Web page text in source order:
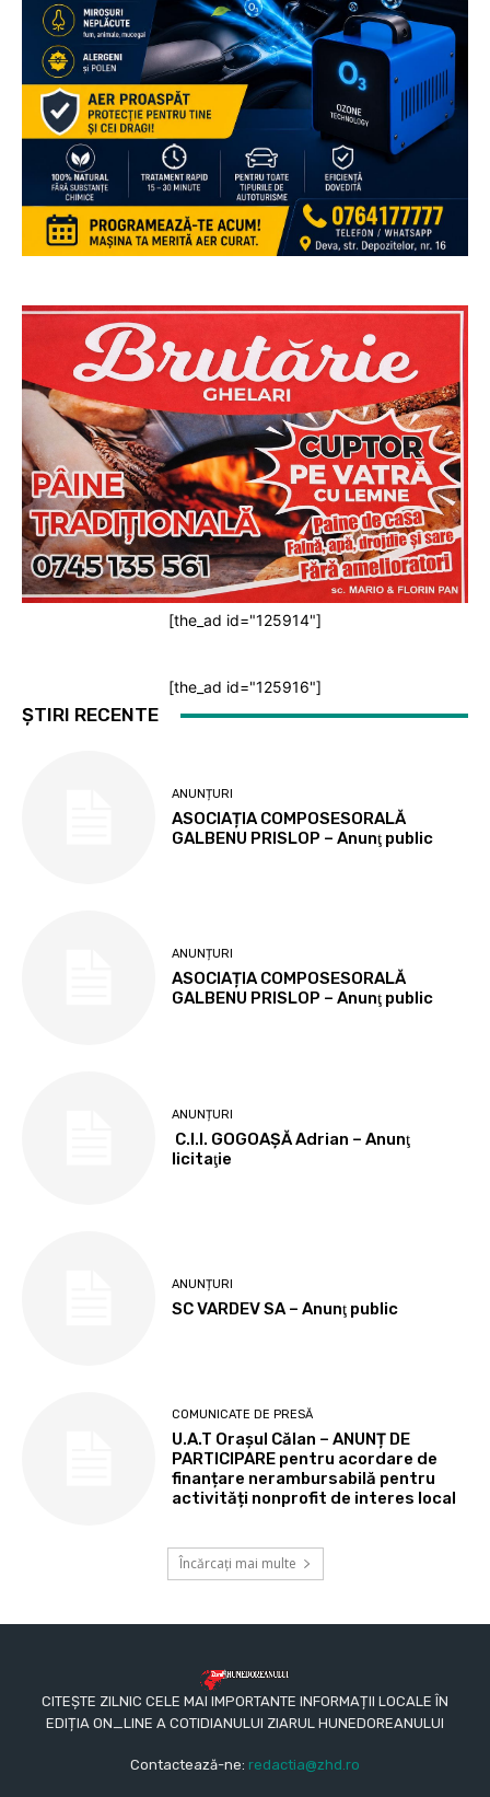
[the_ad id="125914"]
[the_ad id="125916"]
ȘTIRI RECENTE
ANUNȚURI
ASOCIAȚIA COMPOSESORALĂ
GALBENU PRISLOP – Anunţ public
ANUNȚURI
ASOCIAȚIA COMPOSESORALĂ
GALBENU PRISLOP – Anunţ public
ANUNȚURI
C.I.I. GOGOAŞĂ Adrian – Anunţ
licitaţie
ANUNȚURI
SC VARDEV SA – Anunţ public
COMUNICATE DE PRESĂ
U.A.T Orașul Călan – ANUNȚ DE
PARTICIPARE pentru acordare de
finanțare nerambursabilă pentru
activități nonprofit de interes local
Încărcați mai multe
CITEȘTE ZILNIC CELE MAI IMPORTANTE INFORMAȚII LOCALE ÎN
EDIȚIA ON_LINE A COTIDIANULUI ZIARUL HUNEDOREANULUI
Contactează-ne: redactia@zhd.ro